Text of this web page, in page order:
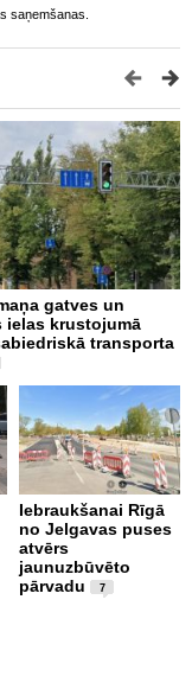
saņemšanas.
gatves un
ielas krustojumā
transporta
Iebraukšanai Rīgā
no Jelgavas puses
atvērs
jaunuzbūvēto
pārvadu
7